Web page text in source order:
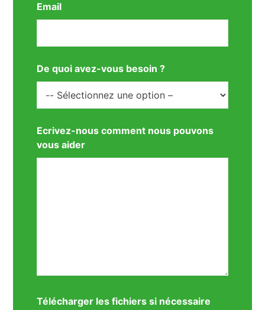
Email
De quoi avez-vous besoin ?
Ecrivez-nous comment nous pouvons
vous aider
Télécharger les fichiers si nécessaire